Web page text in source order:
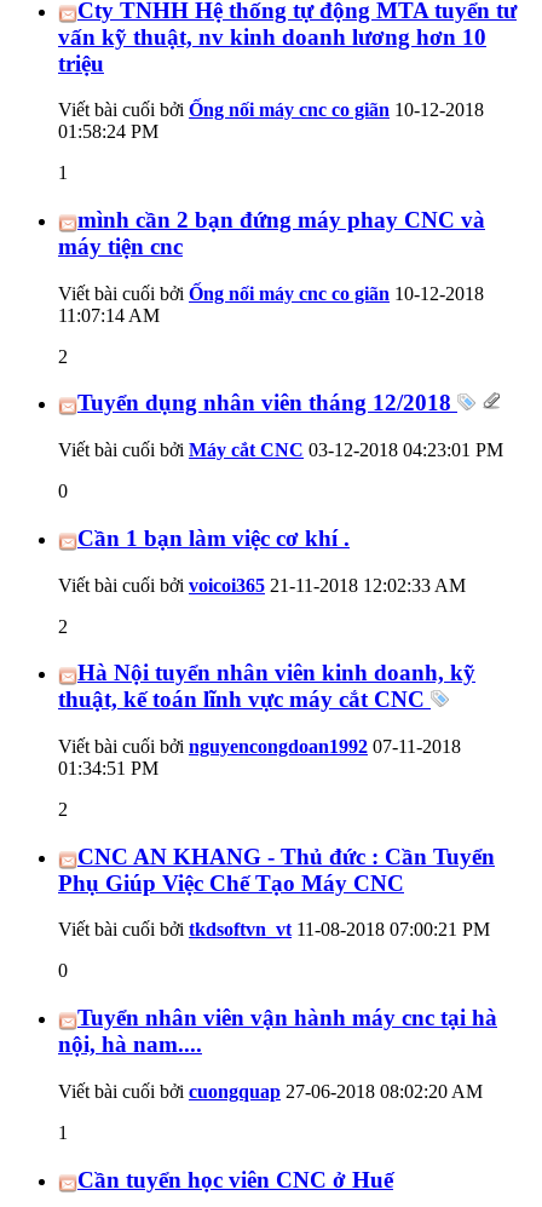
Cty TNHH Hệ thống tự động MTA tuyển tư
vấn kỹ thuật, nv kinh doanh lương hơn 10
triệu
Viết bài cuối bởi Ống nối máy cnc co giãn 10-12-2018
01:58:24 PM
1
mình cần 2 bạn đứng máy phay CNC và
máy tiện cnc
Viết bài cuối bởi Ống nối máy cnc co giãn 10-12-2018
11:07:14 AM
2
Tuyển dụng nhân viên tháng 12/2018
Viết bài cuối bởi Máy cắt CNC 03-12-2018 04:23:01 PM
0
Cần 1 bạn làm việc cơ khí .
Viết bài cuối bởi voicoi365 21-11-2018 12:02:33 AM
2
Hà Nội tuyển nhân viên kinh doanh, kỹ
thuật, kế toán lĩnh vực máy cắt CNC
Viết bài cuối bởi nguyencongdoan1992 07-11-2018
01:34:51 PM
2
CNC AN KHANG - Thủ đức : Cần Tuyển
Phụ Giúp Việc Chế Tạo Máy CNC
Viết bài cuối bởi tkdsoftvn_vt11-08-2018 07:00:21 PM
0
Tuyển nhân viên vận hành máy cnc tại hà
nội, hà nam....
Viết bài cuối bởi cuongquap 27-06-2018 08:02:20 AM
1
Cần tuyển học viên CNC ở Huế